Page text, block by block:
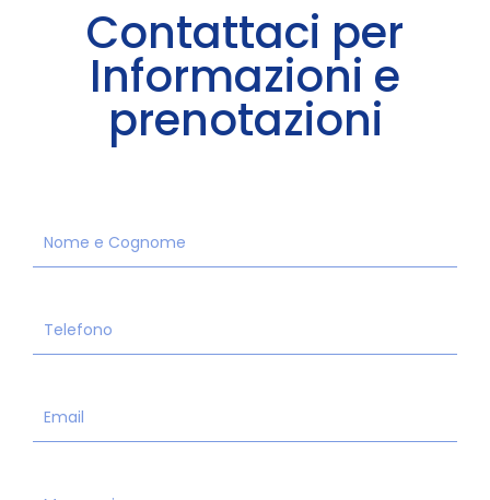
Contattaci per
Informazioni e
prenotazioni